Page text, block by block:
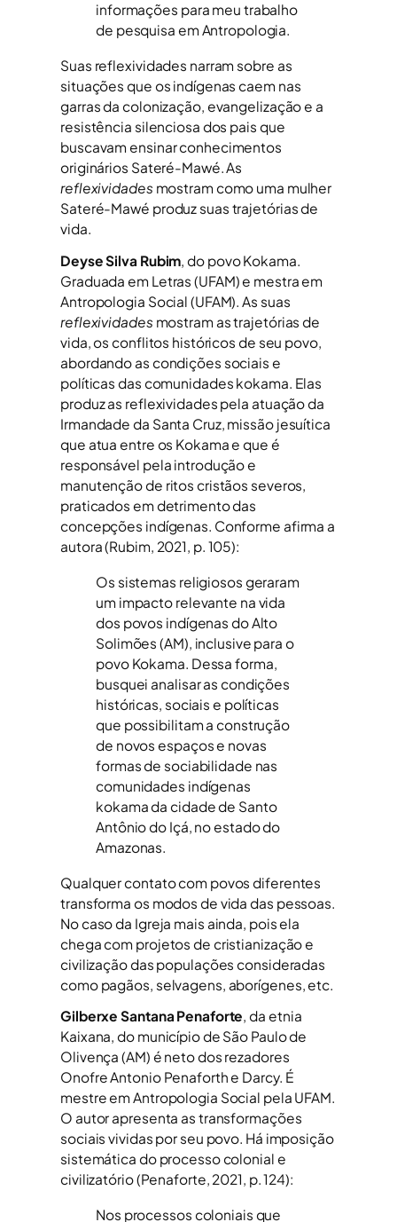
informações para meu trabalho
de pesquisa em Antropologia.
Suas reflexividades narram sobre as
situações que os indígenas caem nas
garras da colonização, evangelização e a
resistência silenciosa dos pais que
buscavam ensinar conhecimentos
originários Sateré-Mawé. As
reflexividades mostram como uma mulher
Sateré-Mawé produz suas trajetórias de
vida.
Deyse Silva Rubim, do povo Kokama.
Graduada em Letras (UFAM) e mestra em
Antropologia Social (UFAM). As suas
reflexividades mostram as trajetórias de
vida, os conflitos históricos de seu povo,
abordando as condições sociais e
políticas das comunidades kokama. Elas
produz as reflexividades pela atuação da
Irmandade da Santa Cruz, missão jesuítica
que atua entre os Kokama e que é
responsável pela introdução e
manutenção de ritos cristãos severos,
praticados em detrimento das
concepções indígenas. Conforme afirma a
autora (Rubim, 2021, p. 105):
Os sistemas religiosos geraram
um impacto relevante na vida
dos povos indígenas do Alto
Solimões (AM), inclusive para o
povo Kokama. Dessa forma,
busquei analisar as condições
históricas, sociais e políticas
que possibilitam a construção
de novos espaços e novas
formas de sociabilidade nas
comunidades indígenas
kokama da cidade de Santo
Antônio do Içá, no estado do
Amazonas.
Qualquer contato com povos diferentes
transforma os modos de vida das pessoas.
No caso da Igreja mais ainda, pois ela
chega com projetos de cristianização e
civilização das populações consideradas
como pagãos, selvagens, aborígenes, etc.
Gilberxe Santana Penaforte, da etnia
Kaixana, do município de São Paulo de
Olivença (AM) é neto dos rezadores
Onofre Antonio Penaforth e Darcy. É
mestre em Antropologia Social pela UFAM.
O autor apresenta as transformações
sociais vividas por seu povo. Há imposição
sistemática do processo colonial e
civilizatório (Penaforte, 2021, p. 124):
Nos processos coloniais que